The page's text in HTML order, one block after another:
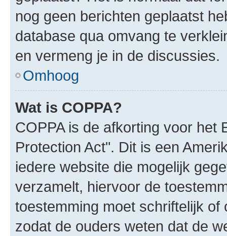
nog geen berichten geplaatst
database qua omvang te
en vermeng je in de discussies.
Omhoog
Wat is COPPA?
COPPA is de afkorting voor het
Protection Act". Dit is een
iedere website die mogelijk
verzamelt, hiervoor de
toestemming moet schriftelijk
zodat de ouders weten dat de